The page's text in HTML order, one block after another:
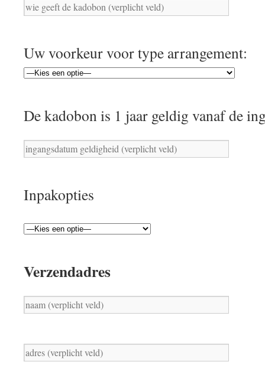
Uw voorkeur voor type arrangement:
De kadobon is 1 jaar geldig vanaf de
Inpakopties
Verzendadres